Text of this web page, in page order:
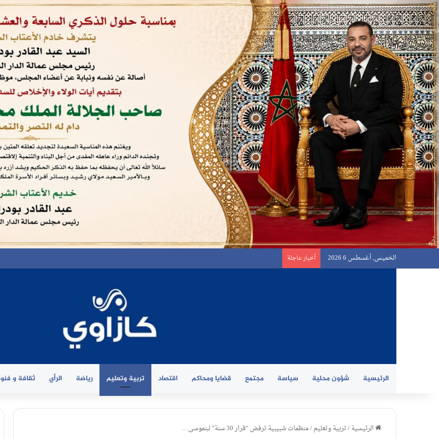
الخميس, أغسطس 6 2026 أخبار عاجلة
الرئيسية شؤون محلية سياسة مجتمع قضايا ومحاكم اقتصاد تربية وتعليم رياضة الرأي ثقافة و
الرئيسية/تربية وتعليم/منظمات شبيبية ترفض “قرار 30 سنة” لبنموسى…